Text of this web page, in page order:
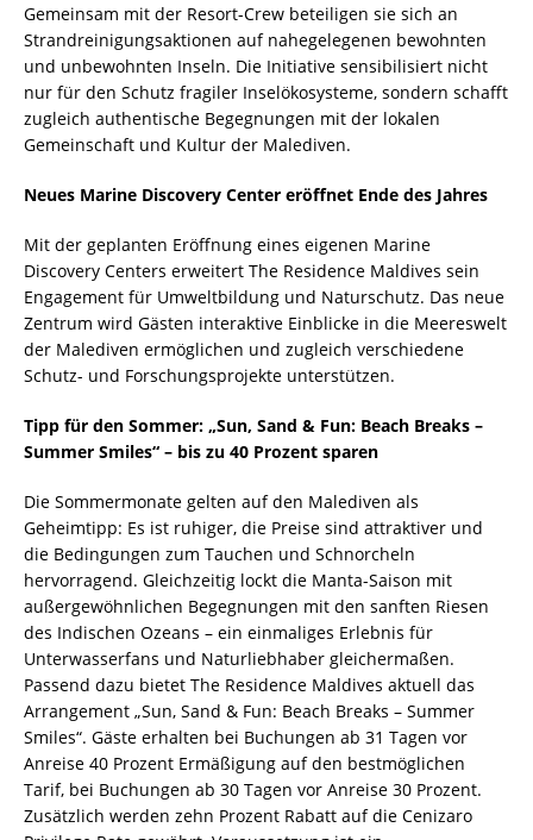
Gemeinsam mit der Resort-Crew beteiligen sie sich an
Strandreinigungsaktionen auf nahegelegenen bewohnten
und unbewohnten Inseln. Die Initiative sensibilisiert nicht
nur für den Schutz fragiler Inselökosysteme, sondern schafft
zugleich authentische Begegnungen mit der lokalen
Gemeinschaft und Kultur der Malediven.
Neues Marine Discovery Center eröffnet Ende des Jahres
Mit der geplanten Eröffnung eines eigenen Marine
Discovery Centers erweitert The Residence Maldives sein
Engagement für Umweltbildung und Naturschutz. Das neue
Zentrum wird Gästen interaktive Einblicke in die Meereswelt
der Malediven ermöglichen und zugleich verschiedene
Schutz- und Forschungsprojekte unterstützen.
Tipp für den Sommer: „Sun, Sand & Fun: Beach Breaks –
Summer Smiles“ – bis zu 40 Prozent sparen
Die Sommermonate gelten auf den Malediven als
Geheimtipp: Es ist ruhiger, die Preise sind attraktiver und
die Bedingungen zum Tauchen und Schnorcheln
hervorragend. Gleichzeitig lockt die Manta-Saison mit
außergewöhnlichen Begegnungen mit den sanften Riesen
des Indischen Ozeans – ein einmaliges Erlebnis für
Unterwasserfans und Naturliebhaber gleichermaßen.
Passend dazu bietet The Residence Maldives aktuell das
Arrangement „Sun, Sand & Fun: Beach Breaks – Summer
Smiles“. Gäste erhalten bei Buchungen ab 31 Tagen vor
Anreise 40 Prozent Ermäßigung auf den bestmöglichen
Tarif, bei Buchungen ab 30 Tagen vor Anreise 30 Prozent.
Zusätzlich werden zehn Prozent Rabatt auf die Cenizaro